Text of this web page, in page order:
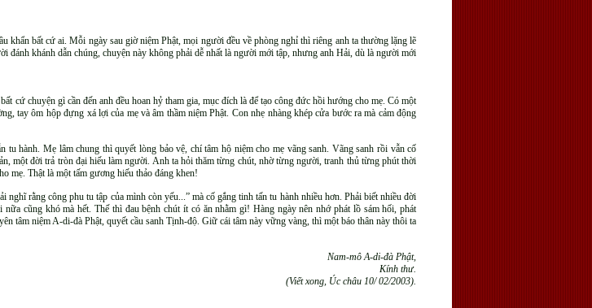
khẩn bất cứ ai. Mỗi ngày sau giờ niệm Phật, mọi người đều về phòng nghỉ thì riêng anh ta thường lặng lẽ
đánh khánh dẫn chúng, chuyện này không phải dễ nhất là người mới tập, nhưng anh Hải, dù là người mới
cứ chuyện gì cần đến anh đều hoan hỷ tham gia, mục đích là để tạo công đức hồi hướng cho mẹ. Có một
tay ôm hộp đựng xá lợi của mẹ và âm thầm niệm Phật. Con nhẹ nhàng khép cửa bước ra mà cảm động
hành. Mẹ lâm chung thì quyết lòng bảo vệ, chí tâm hộ niệm cho mẹ vãng sanh. Vãng sanh rồi vẫn cố
một đời trả tròn đại hiếu làm người. Anh ta hỏi thăm từng chút, nhờ từng người, tranh thủ từng phút thời
mẹ. Thật là một tấm gương hiếu thảo đáng khen!
rằng công phu tu tập của mình còn yếu...” mà cố gắng tinh tấn tu hành nhiều hơn. Phải biết nhiều đời
cũng khó mà hết. Thế thì đau bệnh chút ít có ăn nhằm gì! Hàng ngày nên nhớ phát lồ sám hối, phát
tâm niệm A-di-đà Phật, quyết cầu sanh Tịnh-độ. Giữ cái tâm này vững vàng, thì một báo thân này thôi ta
Nam-mô A-di-đà Phật,
Kính thư.
(Viết xong, Úc châu 10/ 02/2003).